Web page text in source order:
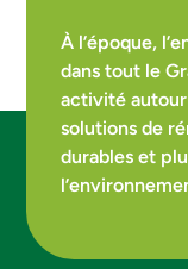
À l’époque,
dans tout le
activité
solutions de
durables et